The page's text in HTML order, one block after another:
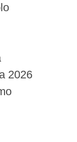
2026